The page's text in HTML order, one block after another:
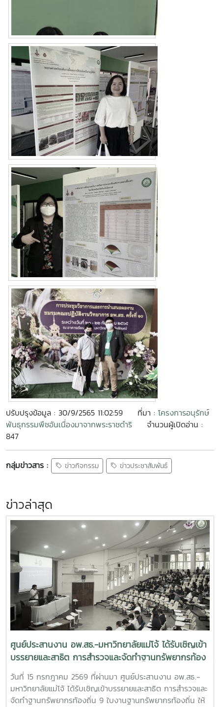
ปรับปรุงข้อมูล : 30/9/2565 11:02:59 ที่มา : โครงการอนุรักษ์
พันธุกรรมพืชอันเนื่องมาจากพระราชดำริ
จำนวนผู้เปิดอ่าน :
847
กลุ่มข่าวสาร : ข่าวกิจกรรม ข่าวประชาสัมพันธ์
ข่าวล่าสุด
ศูนย์ประสานงาน อพ.สธ.-มหาวิทยาลัยแม่โจ้ ได้รับเชิญเข้า
บรรยายและสาธิต การสำรวจและจัดทำฐานทรัพยากรท้อง
ถิ่น 9 ใบงานฐานทรัพยากรท้องถิ่น
วันที่ 15 กรกฎาคม 2569 ที่ผ่านมา ศูนย์ประสานงาน อพ.สธ.-
มหาวิทยาลัยแม่โจ้ ได้รับเชิญเข้าบรรยายและสาธิต การสำรวจและ
จัดทำฐานทรัพยากรท้องถิ่น 9 ใบงานฐานทรัพยากรท้องถิ่น ให้